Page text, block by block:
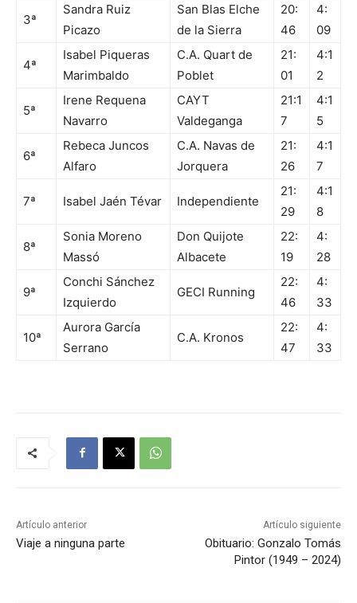
3ª
Sandra Ruiz
Picazo
San Blas Elche
de la Sierra
20:
46
4:
09
4ª
Isabel Piqueras
Marimbaldo
C.A. Quart de
Poblet
21:
01
4:1
2
5ª
Irene Requena
Navarro
CAYT
Valdeganga
21:1
7
4:1
5
6ª
Rebeca Juncos
Alfaro
C.A. Navas de
Jorquera
21:
26
4:1
7
7ª Isabel Jaén Tévar Independiente
21:
29
4:1
8
8ª
Sonia Moreno
Massó
Don Quijote
Albacete
22:
19
4:
28
9ª
Conchi Sánchez
Izquierdo
GECI Running
22:
46
4:
33
10ª
Aurora García
Serrano
C.A. Kronos
22:
47
4:
33
Artículo anterior
Viaje a ninguna parte
Artículo siguiente
Obituario: Gonzalo Tomás
Pintor (1949 – 2024)